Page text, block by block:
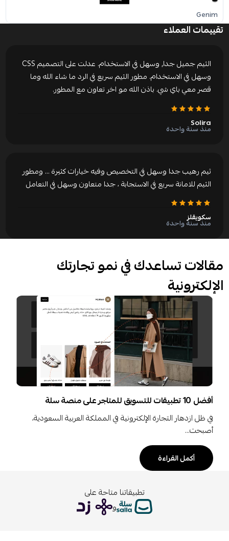
Genim
تقييمات العملاء
الثيم جميل جدا, وسهل في الاستخدام. عدلت على التصميم CSS
وسهل في الاستخدام. مطور الثيم سريع في الرد ما شاء الله وما
قصر معي باي شي. باذن الله مو اخر تعاون مع المطور.
Solira
منذ سنة واحدة
ثيم رهيب جدا وسهل في التخصيص وفيه خيارات كثيرة ... ومطور
الثيم للامانة سريع في الاستجابة ، جدا متعاون وسهل في التعامل
سكويقلز
منذ سنة واحدة
مقالات تساعدك في نمو تجارتك
الإلكترونية
أفضل 10 تطبيقات للتسويق للمتاجر على منصة سلة
في ظل ازدهار التجارة الإلكترونية في المملكة العربية السعودية،
أصبحت…
أكمل القراءة
تطبيقاتنا متاحة على
و